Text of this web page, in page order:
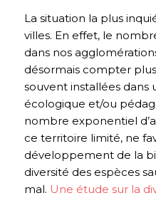
La situation la plus
villes. En effet, le
dans nos
désormais compter
souvent installées dans
écologique et/ou
nombre exponentiel
ce territoire limité, ne
développement de la
diversité des espèces
mal. Une étude sur la